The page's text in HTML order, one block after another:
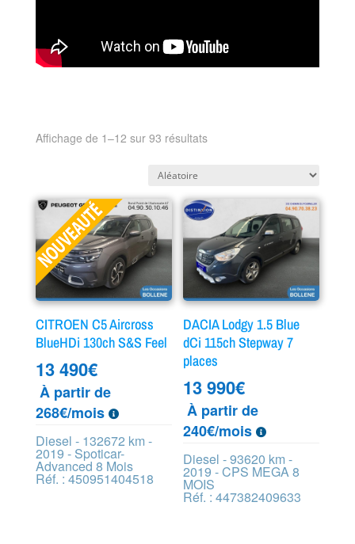
Affichage de 1–12 sur 93 résultats
CITROEN C5 Aircross
BlueHDi 130ch S&S Feel
13 490€
À partir de
268€/mois
Diesel - 132672 km -
2019 - Spoticar-
Advanced 8 Mois
Réf. : 450951404518
DACIA Lodgy 1.5 Blue
dCi 115ch Stepway 7
places
13 990€
À partir de
240€/mois
Diesel - 93620 km -
2019 - CPS MEGA 8
MOIS
Réf. : 447382409633